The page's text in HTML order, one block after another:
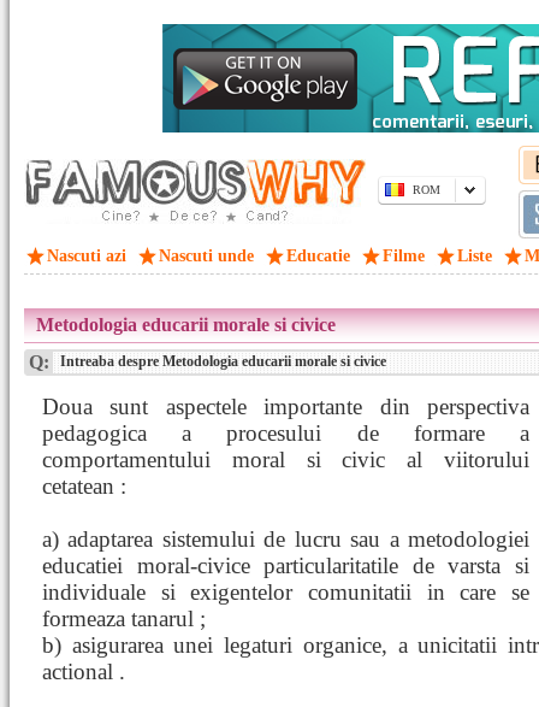
ROM
Nascuti azi Nascuti unde Educatie Filme Liste
Metodologia educarii morale si civice
Q: Intreaba despre Metodologia educarii morale si civice
Doua sunt aspectele importante din perspectiva
pedagogica a procesului de formare a
comportamentului moral si civic al viitorului
cetatean :
a) adaptarea sistemului de lucru sau a metodologiei
educatiei moral-civice particularitatile de varsta si
individuale si exigentelor comunitatii in care se
formeaza tanarul ;
b) asigurarea unei legaturi organice, a unicitatii
actional .